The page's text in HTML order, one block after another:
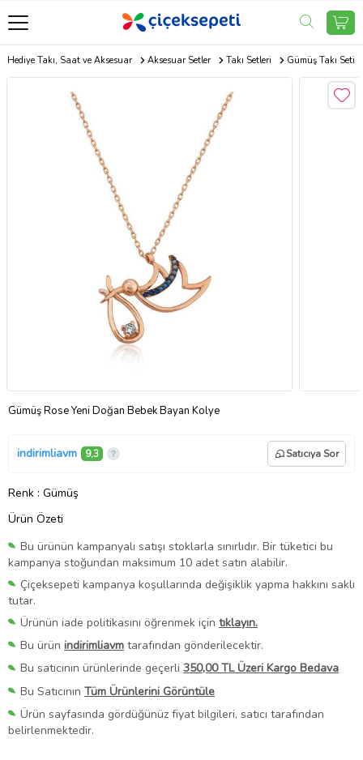
Hediye Takı, Saat ve Aksesuar Aksesuar Setler Takı Setleri Gümüş Takı Seti
Gümüş Rose Yeni Doğan Bebek Bayan Kolye
indirimliavm 9,3 Satıcıya Sor
Renk : Gümüş
Ürün Özeti
Bu ürünün kampanyalı satışı stoklarla sınırlıdır. Bir tüketici bu
kampanya stoğundan maksimum 10 adet satın alabilir.
Çiçeksepeti kampanya koşullarında değişiklik yapma hakkını saklı
tutar.
Ürünün iade politikasını öğrenmek için tıklayın.
Bu ürün indirimliavm tarafından gönderilecektir.
Bu satıcının ürünlerinde geçerli 350,00 TL Üzeri Kargo Bedava
Bu Satıcının Tüm Ürünlerini Görüntüle
Ürün sayfasında gördüğünüz fiyat bilgileri, satıcı tarafından
belirlenmektedir.